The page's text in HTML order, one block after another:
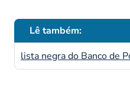
Lê também:
lista negra do Banco de